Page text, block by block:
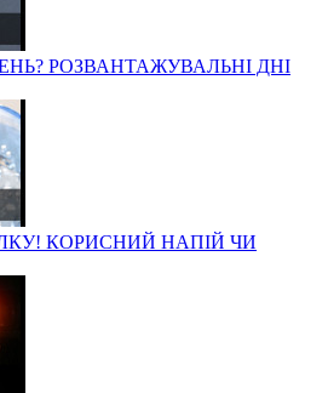
РОЗВАНТАЖУВАЛЬНІ ДНІ
КОРИСНИЙ НАПІЙ ЧИ